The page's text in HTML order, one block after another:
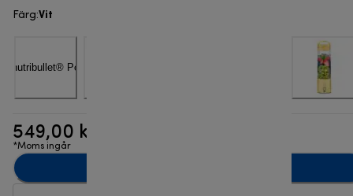
Färg:Vit
549,00 kr
*Moms ingår